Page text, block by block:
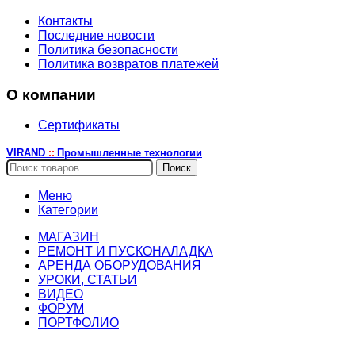
Контакты
Последние новости
Политика безопасности
Политика возвратов платежей
О компании
Сертификаты
VIRAND :: Промышленные технологии
Поиск
Меню
Категории
МАГАЗИН
РЕМОНТ И ПУСКОНАЛАДКА
АРЕНДА ОБОРУДОВАНИЯ
УРОКИ, СТАТЬИ
ВИДЕО
ФОРУМ
ПОРТФОЛИО